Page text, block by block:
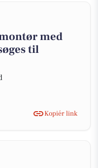
med
til
Kopiér link